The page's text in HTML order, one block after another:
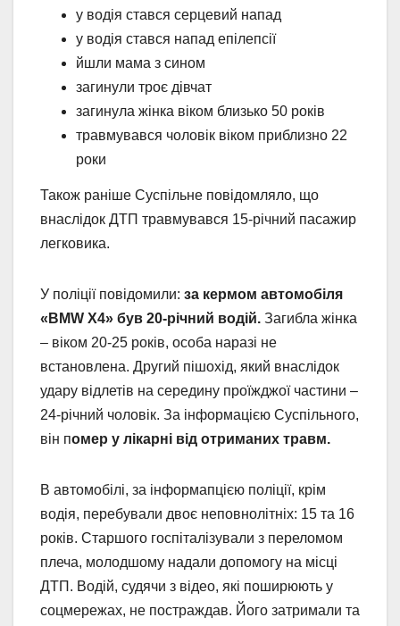
у водія стався серцевий напад
у водія стався напад епілепсії
йшли мама з сином
загинули троє дівчат
загинула жінка віком близько 50 років
травмувався чоловік віком приблизно 22
роки
Також раніше Суспільне повідомляло, що
внаслідок ДТП травмувався 15-річний пасажир
легковика.
У поліції повідомили: за кермом автомобіля
«BMW X4» був 20-річний водій. Загибла жінка
– віком 20-25 років, особа наразі не
встановлена. Другий пішохід, який внаслідок
удару відлетів на середину проїжджої частини –
24-річний чоловік. За інформацією Суспільного,
він помер у лікарні від отриманих травм.
В автомобілі, за інформапцією поліції, крім
водія, перебували двоє неповнолітніх: 15 та 16
років. Старшого госпіталізували з переломом
плеча, молодшому надали допомогу на місці
ДТП. Водій, судячи з відео, які поширюють у
соцмережах, не постраждав. Його затримали та